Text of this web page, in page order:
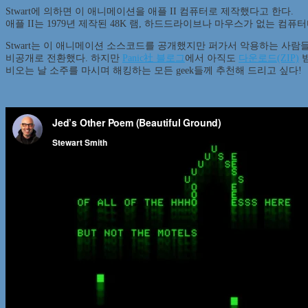
Stwart에 의하면 이 애니메이션을 애플 II 컴퓨터로 제작했다고 한다.
애플 II는 1979년 제작된 48K 램, 하드드라이브나 마우스가 없는 컴퓨터
Stwart는 이 애니메이션 소스코드를 공개했지만 퍼가서 악용하는 사람
비공개로 전환했다. 하지만 Panic社 블로그 에서 아직도 다운로드(ZIP)
비오는 날 소주를 마시며 해킹하는 모든 geek들께 추천해 드리고 싶다!